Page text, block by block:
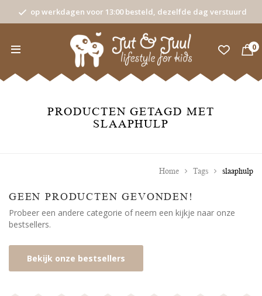
op werkdagen voor 13:00 besteld, dezelfde dag verstuurd
0
PRODUCTEN GETAGD MET
SLAAPHULP
Home Tags slaaphulp
GEEN PRODUCTEN GEVONDEN!
Probeer een andere categorie of neem een kijkje naar onze
bestsellers.
Bekijk onze bestsellers